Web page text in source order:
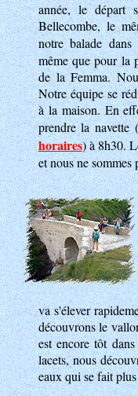
année, le départ
Bellecombe, le
notre balade
même que pour la
de la Femma.
Notre équipe se
à la maison. En
prendre la navette (
horaires) à 8h30.
et nous ne sommes
va s'élever
découvrons le
est encore tôt
lacets, nous
eaux qui se fait